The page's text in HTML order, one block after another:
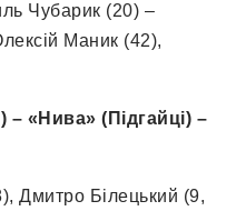
Чубарик (20) –
Маник (42),
«Нива» (Підгайці) –
Дмитро Білецький (9,